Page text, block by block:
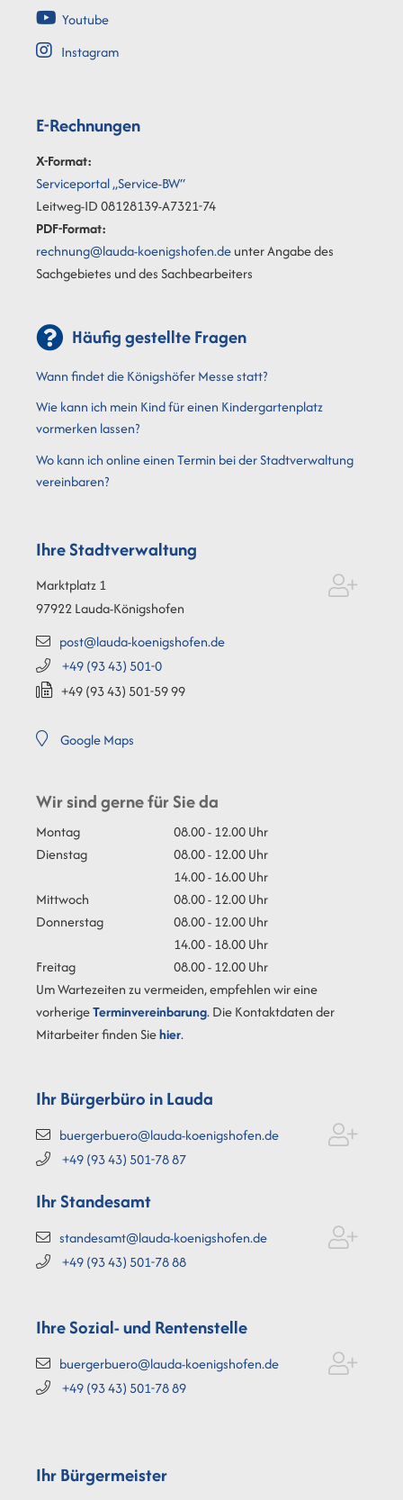
Youtube
Instagram
E-Rechnungen
X-Format:
Serviceportal „Service-BW“
Leitweg-ID 08128139-A7321-74
PDF-Format:
rechnung@lauda-koenigshofen.deunter Angabe des
Sachgebietes und des Sachbearbeiters
Häufig gestellte Fragen
Wann findet die Königshöfer Messe statt?
Wie kann ich mein Kind für einen Kindergartenplatz
vormerken lassen?
Wo kann ich online einen Termin bei der Stadtverwaltung
vereinbaren?
Ihre Stadtverwaltung
Marktplatz 1
97922Lauda-Königshofen
post@lauda-koenigshofen.de
+49 (9343) 501-0
+49 (9343) 501-5999
Google Maps
Wir sind gerne für Sie da
Montag
08.00 - 12.00 Uhr
Dienstag
08.00 - 12.00 Uhr
14.00 - 16.00 Uhr
Mittwoch
08.00 - 12.00 Uhr
Donnerstag
08.00 - 12.00 Uhr
14.00 - 18.00 Uhr
Freitag
08.00 - 12.00 Uhr
Um Wartezeiten zu vermeiden, empfehlen wir eine
vorherigeTerminvereinbarung. Die Kontaktdaten der
Mitarbeiter finden Siehier.
Ihr Bürgerbüro in Lauda
buergerbuero@lauda-koenigshofen.de
+49 (9343) 501-7887
Ihr Standesamt
standesamt@lauda-koenigshofen.de
+49 (9343) 501-7888
Ihre Sozial- und Rentenstelle
buergerbuero@lauda-koenigshofen.de
+49 (9343) 501-7889
Ihr Bürgermeister